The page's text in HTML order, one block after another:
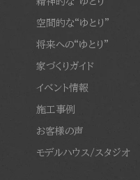
空間的な“ゆとり”
将来への“ゆとり”
家づくりガイド
イベント情報
施工事例
お客様の声
モデルハウス/スタジオ